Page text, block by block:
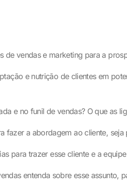
vendas e marketing para a
e nutrição de clientes em
e no funil de vendas? O que as
fazer a abordagem ao cliente,
para trazer esse cliente e a
entenda sobre esse